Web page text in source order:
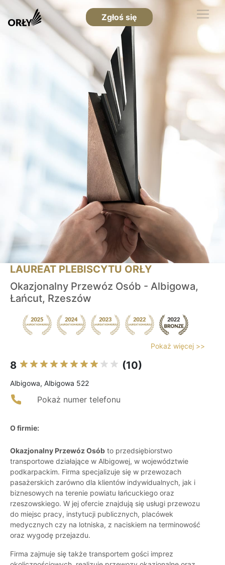
Zgłoś się
LAUREAT PLEBISCYTU ORŁY
Okazjonalny Przewóz Osób - Albigowa,
Łańcut, Rzeszów
Pokaż więcej >>
8 (10)
Albigowa, Albigowa 522
Pokaż numer telefonu
O firmie:
Okazjonalny Przewóz Osób to przedsiębiorstwo
transportowe działające w Albigowej, w województwie
podkarpackim. Firma specjalizuje się w przewozach
pasażerskich zarówno dla klientów indywidualnych, jak i
biznesowych na terenie powiatu łańcuckiego oraz
rzeszowskiego. W jej ofercie znajdują się usługi przewozu
do miejsc pracy, instytucji publicznych, placówek
medycznych czy na lotniska, z naciskiem na terminowość
oraz wygodę przejazdu.
Firma zajmuje się także transportem gości imprez